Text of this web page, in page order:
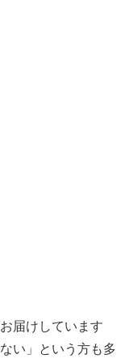
届けしています
い」という方も多